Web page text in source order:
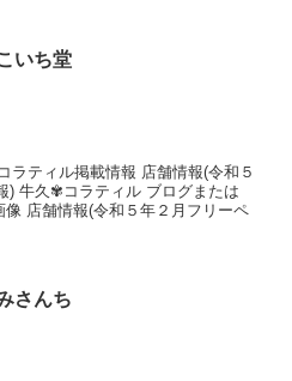
いち堂
ティル掲載情報 店舗情報(令和５
) 牛久✾コラティル ブログまたは
像 店舗情報(令和５年２月フリーペ
さんち